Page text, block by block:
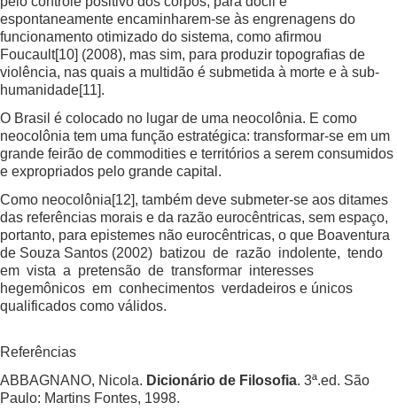
espontaneamente encaminharem-se às engrenagens do
funcionamento otimizado do sistema, como afirmou
Foucault[10] (2008), mas sim, para produzir topografias de
violência, nas quais a multidão é submetida à morte e à sub-
humanidade[11].
O Brasil é colocado no lugar de uma neocolônia. E como
neocolônia tem uma função estratégica: transformar-se em um
grande feirão de commodities e territórios a serem consumidos
e expropriados pelo grande capital.
Como neocolônia[12], também deve submeter-se aos ditames
das referências morais e da razão eurocêntricas, sem espaço,
portanto, para epistemes não eurocêntricas, o que Boaventura
de Souza Santos (2002) batizou de razão indolente, tendo
em vista a pretensão de transformar interesses
hegemônicos em conhecimentos verdadeiros e únicos
qualificados como válidos.
Referências
ABBAGNANO, Nicola. Dicionário de Filosofia. 3ª.ed. São
Paulo: Martins Fontes, 1998.